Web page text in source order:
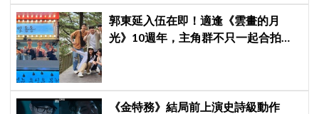
郭東延入伍在即！適逢《雲畫的月
光》10週年，主角群不只一起合拍畫
《金特務》結局前上演史詩級動作